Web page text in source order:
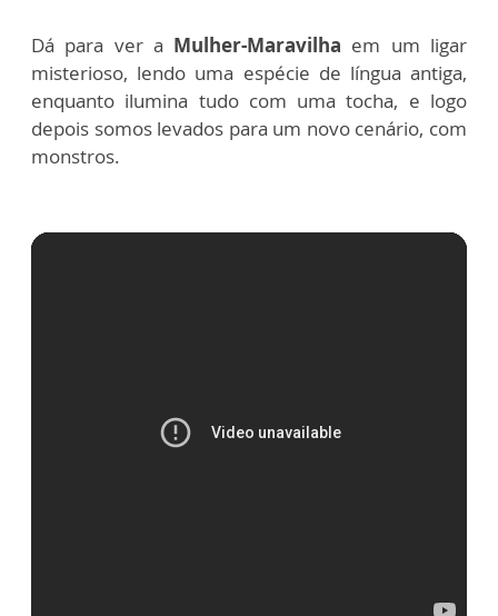
Dá para ver a Mulher-Maravilha em um ligar
misterioso, lendo uma espécie de língua antiga,
enquanto ilumina tudo com uma tocha, e logo
depois somos levados para um novo cenário, com
monstros.